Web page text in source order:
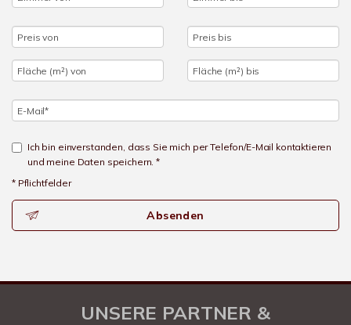
Ich bin einverstanden, dass Sie mich per Telefon/E-Mail kontaktieren
und meine Daten speichern. *
* Pflichtfelder
Absenden
UNSERE PARTNER &